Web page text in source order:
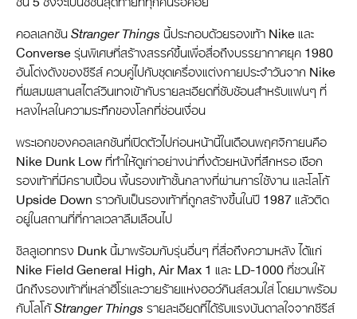
คอลเลกชัน Stranger Things นี้ประกอบด้วยรองเท้า Nike และ
Converse รุ่นพิเศษที่สร้างสรรค์ขึ้นเพื่อสื่อถึงบรรยากาศยุค 1980
อันโด่งดังของซีรีส์ ควบคู่ไปกับชุดเครื่องแต่งกายประจำวันจาก Nike
ที่ผสมผสานสไตล์วินเทจเข้ากับรายละเอียดที่ซับซ้อนสำหรับแฟนๆ ที่
หลงใหลในความระทึกของโลกที่ซ่อนเงื่อน
พระเอกของคอลเลกชันที่เปิดตัวไปก่อนหน้านี้ในเดือนพฤศจิกายนคือ
Nike Dunk Low ที่ทำให้ดูเก่าอย่างน่าทึ่งด้วยหนังที่สึกหรอ เชือก
รองเท้าที่มีคราบเปื้อน พื้นรองเท้าชั้นกลางที่ผ่านการใช้งาน และโลโก้
Upside Down ราวกับเป็นรองเท้าที่ถูกสร้างขึ้นในปี 1987 แล้วติด
อยู่ในสถานที่ที่กาลเวลาลืมเลือนไป
ซิลลูเอททรง Dunk นี้มาพร้อมกับรุ่นอื่นๆ ที่สื่อถึงความหลัง ได้แก่
Nike Field General High, Air Max 1 และ LD-1000 ที่ชวนให้
นึกถึงรองเท้าที่เหล่าฮีโร่และวายร้ายแห่งฮอว์กินส์สวมใส่ โดยมาพร้อม
กับโลโก้Stranger Things รายละเอียดที่ได้รับแรงบันดาลใจจากซีรีส์